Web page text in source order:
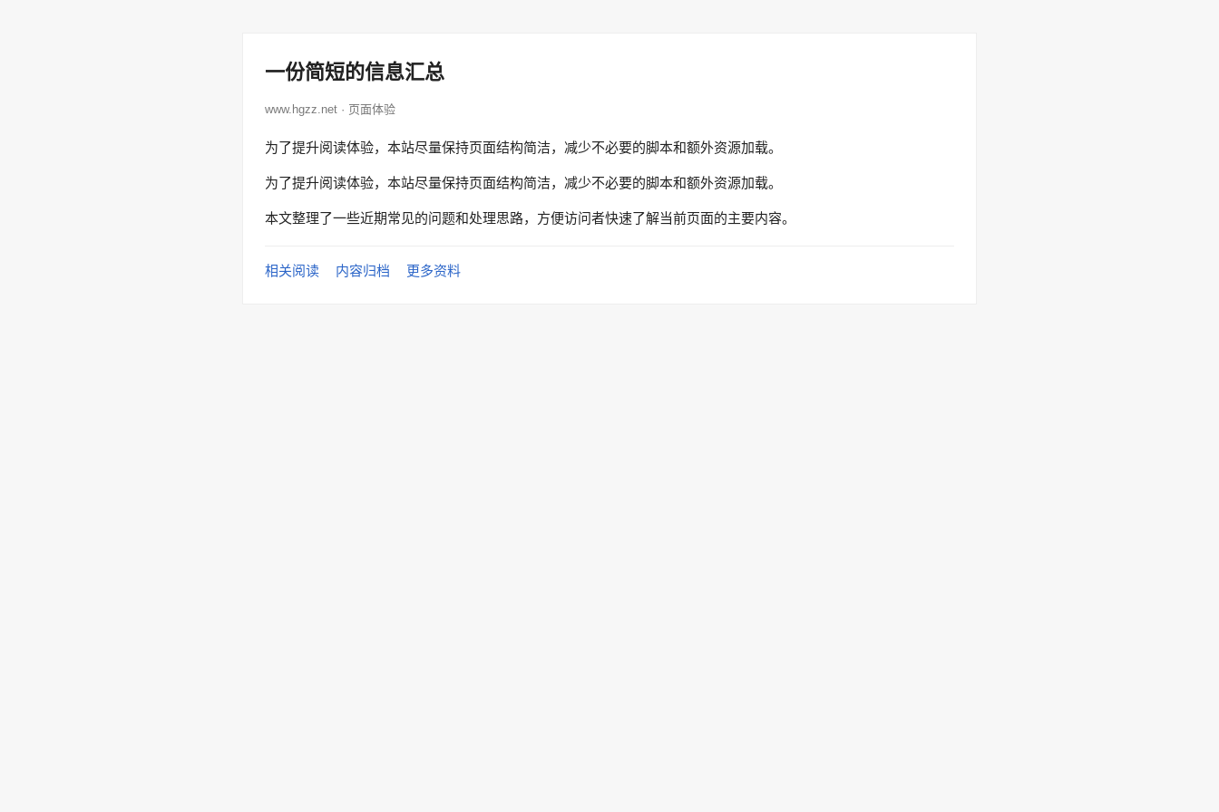
一份简短的信息汇总
www.hgzz.net · 页面体验
为了提升阅读体验，本站尽量保持页面结构简洁，减少不必要的脚本和额外资源加载。
为了提升阅读体验，本站尽量保持页面结构简洁，减少不必要的脚本和额外资源加载。
本文整理了一些近期常见的问题和处理思路，方便访问者快速了解当前页面的主要内容。
相关阅读 内容归档 更多资料